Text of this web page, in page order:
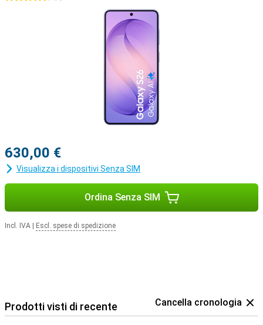
630,00 €
Visualizza i dispositivi Senza SIM
Ordina Senza SIM
Incl. IVA Escl. spese di spedizione
Prodotti visti di recente Cancella cronologia